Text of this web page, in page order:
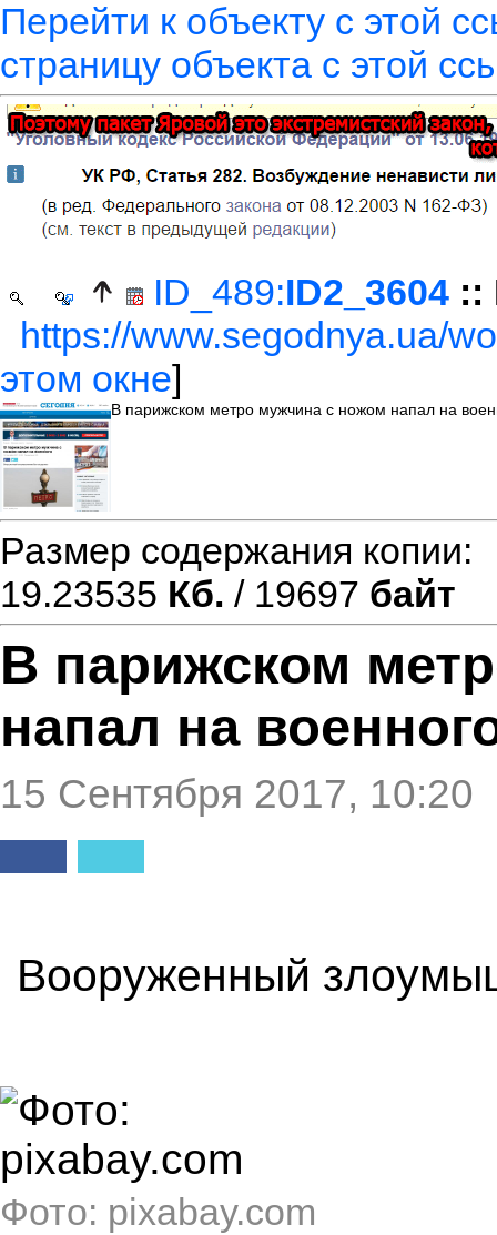
Перейти к объекту с этой
страницу объекта с этой
ID_489:ID2_3604 ::
https://www.segodnya.ua/
этом окне]
В парижском метро мужчина с ножом напал на
Размер содержания
19.23535 Кб. / 19697 байт
В парижском
напал на
15 Сентября 2017, 10:20
Вооруженный
Фото: pixabay.com